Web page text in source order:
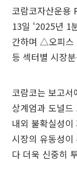
코람코자산운
13일 ‘2025년 1
간하며 △오피
등 섹터별 시장
코람코는 보고
상계엄과 도널
내외 불확실성
시장의 유동성
다 더욱 신중히